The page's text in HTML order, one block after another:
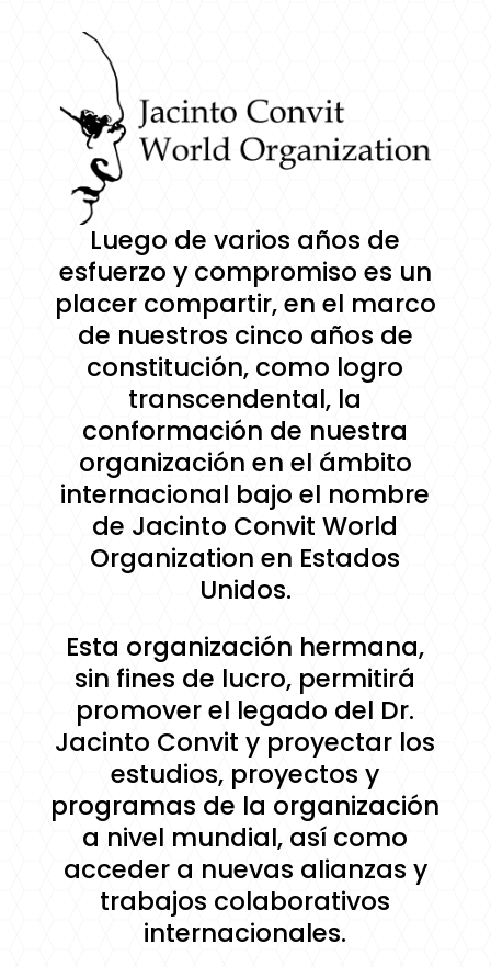
Luego de varios años de
esfuerzo y compromiso es un
placer compartir, en el marco
de nuestros cinco años de
constitución, como logro
transcendental, la
conformación de nuestra
organización en el ámbito
internacional bajo el nombre
de Jacinto Convit World
Organization en Estados
Unidos.
Esta organización hermana,
sin fines de lucro, permitirá
promover el legado del Dr.
Jacinto Convit y proyectar los
estudios, proyectos y
programas de la organización
a nivel mundial, así como
acceder a nuevas alianzas y
trabajos colaborativos
internacionales.